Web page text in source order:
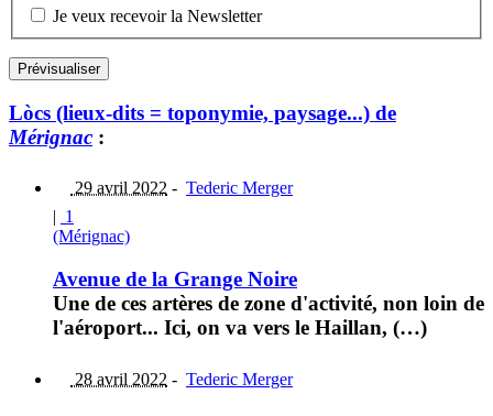
Je veux recevoir la Newsletter
Lòcs (lieux-dits = toponymie, paysage...) de
Mérignac :
29 avril 2022 - Tederic Merger
| 1
(Mérignac)
Avenue de la Grange Noire
Une de ces artères de zone d'activité, non loin de
l'aéroport... Ici, on va vers le Haillan, (…)
28 avril 2022 - Tederic Merger